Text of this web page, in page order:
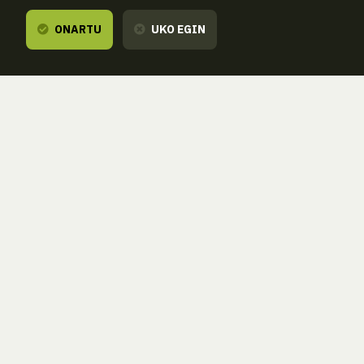
ONARTU UKO EGIN